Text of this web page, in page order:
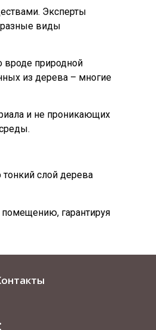
Эксперты
разные виды
вроде природной
из дерева – многие
и не проникающих
слой дерева
помещению, гарантируя